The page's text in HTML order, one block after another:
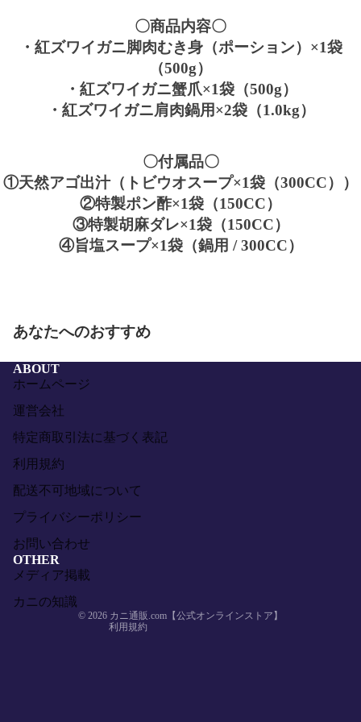
〇商品内容〇
・紅ズワイガニ脚肉むき身（ポーション）×1袋
（500g）
・紅ズワイガニ蟹爪×1袋（500g）
・紅ズワイガニ肩肉鍋用×2袋（1.0kg）
〇付属品〇
①天然アゴ出汁（トビウオスープ×1袋（300CC））
②特製ポン酢×1袋（150CC）
③特製胡麻ダレ×1袋（150CC）
④旨塩スープ×1袋（鍋用 / 300CC）
あなたへのおすすめ
ABOUT
ホームページ
運営会社
特定商取引法に基づく表記
利用規約
配送不可地域について
プライバシーポリシー
お問い合わせ
OTHER
メディア掲載
カニの知識
© 2026 カニ通販.com【公式オンラインストア】
利用規約
返金ポリシー
利用規約
配送ポリシー
特定商取引法に基づく表記